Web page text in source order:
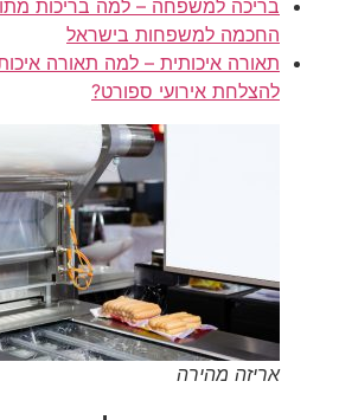
בריכה למשפחה – למה בריכות
החכמה למשפחות בישראל
תאורה איכותית – למה תאורה
להצלחת אירועי ספורט?
אריזה מהירה